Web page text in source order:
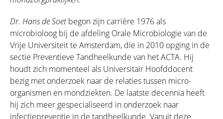
Dr. Hans de Soetbegon zijn carrière 1976 als
microbioloog bij de afdeling Orale Microbiologie van de
Vrije Universiteit te Amsterdam, die in 2010 opging in de
sectie Preventieve Tandheelkunde van het ACTA. Hij
houdt zich momenteel als Universitair Hoofddocent
bezig met onderzoek naar de relaties tussen micro-
organismen en mondziekten. De laatste decennia heeft
hij zich meer gespecialiseerd in onderzoek naar
infectiepreventie in de tandheelkunde. Vanuit deze